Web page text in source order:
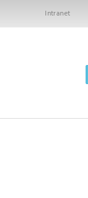
Intranet